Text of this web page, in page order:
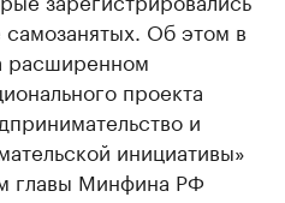
самозанятых. Об этом в
расширенном
проекта
и
инициативы»
главы Минфина РФ